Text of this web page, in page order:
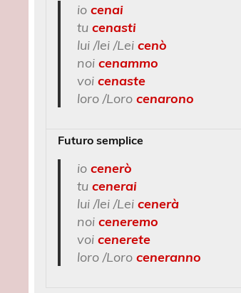
io cenai
tu cenasti
lui /lei /Lei cenò
noi cenammo
voi cenaste
loro /Loro cenarono
Futuro semplice
io cenerò
tu cenerai
lui /lei /Lei cenerà
noi ceneremo
voi cenerete
loro /Loro ceneranno